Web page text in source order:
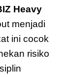
Heavy
menjadi
ini cocok
risiko